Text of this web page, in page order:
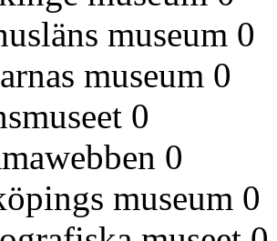
museum 0
museum 0
0
0
museum 0